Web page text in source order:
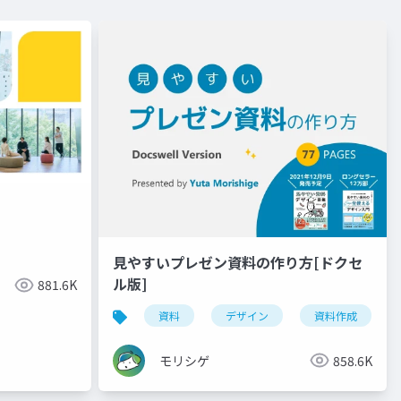
881.6K
見やすいプレゼン資料の作り方[ドクセ
ル版]
資料 デザイン 資料作成
モリシゲ 858.6K